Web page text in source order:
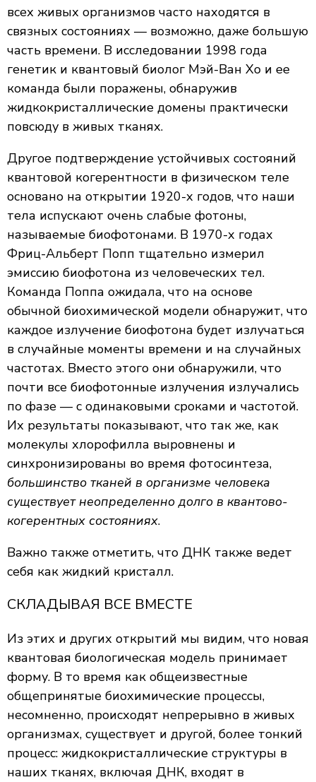
всех живых организмов часто находятся в
связных состояниях — возможно, даже большую
часть времени. В исследовании 1998 года
генетик и квантовый биолог Мэй-Ван Хо и ее
команда были поражены, обнаружив
жидкокристаллические домены практически
повсюду в живых тканях.
Другое подтверждение устойчивых состояний
квантовой когерентности в физическом теле
основано на открытии 1920-х годов, что наши
тела испускают очень слабые фотоны,
называемые биофотонами. В 1970-х годах
Фриц-Альберт Попп тщательно измерил
эмиссию биофотона из человеческих тел.
Команда Поппа ожидала, что на основе
обычной биохимической модели обнаружит, что
каждое излучение биофотона будет излучаться
в случайные моменты времени и на случайных
частотах. Вместо этого они обнаружили, что
почти все биофотонные излучения излучались
по фазе — с одинаковыми сроками и частотой.
Их результаты показывают, что так же, как
молекулы хлорофилла выровнены и
синхронизированы во время фотосинтеза,
большинство тканей в организме человека
существует неопределенно долго в квантово-
когерентных состояниях.
Важно также отметить, что ДНК также ведет
себя как жидкий кристалл.
СКЛАДЫВАЯ ВСЕ ВМЕСТЕ
Из этих и других открытий мы видим, что новая
квантовая биологическая модель принимает
форму. В то время как общеизвестные
общепринятые биохимические процессы,
несомненно, происходят непрерывно в живых
организмах, существует и другой, более тонкий
процесс: жидкокристаллические структуры в
наших тканях, включая ДНК, входят в